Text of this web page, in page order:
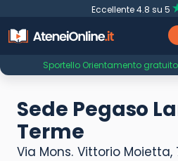
Eccellente 4.8 su 5
Sportello Orientamento gratuito
Sede Pegaso
Terme
Via Mons. Vittorio Moietta,